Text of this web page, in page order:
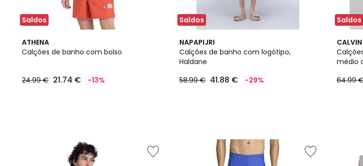
Saldos
ATHENA
Calções de banho com bolso
24.99 € 21.74 € -13%
Saldos
NAPAPIJRI
Calções de banho com logótipo,
Haldane
58.99 € 41.88 € -29%
Saldos
CALVIN
médio
64.99
2
Cores